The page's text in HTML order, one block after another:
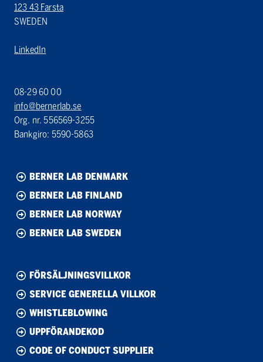
123 43 Farsta
SWEDEN
LinkedIn
08-29 60 00
info@bernerlab.se
Org. nr. 556569-3255
Bankgiro: 5590-5863
BERNER LAB DENMARK
BERNER LAB FINLAND
BERNER LAB NORWAY
BERNER LAB SWEDEN
FÖRSÄLJNINGSVILLKOR
SERVICE GENERELLA VILLKOR
WHISTLEBLOWING
UPPFÖRANDEKOD
CODE OF CONDUCT SUPPLIER